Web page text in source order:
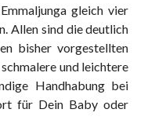
gleich vier
Allen sind die deutlich
bisher vorgestellten
und leichtere
Handhabung bei
für Dein Baby oder